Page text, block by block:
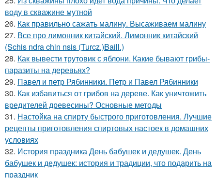
воду в скважине мутной
26. Как правильно сажать малину. Высаживаем малину
27. Все про лимонник китайский. Лимонник китайский
(Schis ndra chin nsis (Turcz.)Baill.)
28. Как вывести трутовик с яблони. Какие бывают грибы-
паразиты на деревьях?
29. Павел и петр Рябинники. Петр и Павел Рябинники
30. Как избавиться от грибов на дереве. Как уничтожить
вредителей древесины? Основные методы
31. Настойка на спирту быстрого приготовления. Лучшие
рецепты приготовления спиртовых настоек в домашних
условиях
32. История праздника День бабушек и дедушек. День
бабушек и дедушек: история и традиции, что подарить на
праздник